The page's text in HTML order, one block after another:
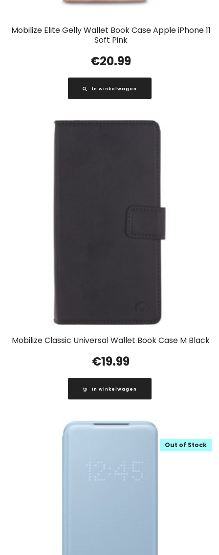
Mobilize Elite Gelly Wallet Book Case Apple iPhone 11
Soft Pink
€20.99
In winkelwagen
Mobilize Classic Universal Wallet Book Case M Black
€19.99
In winkelwagen
Out of Stock